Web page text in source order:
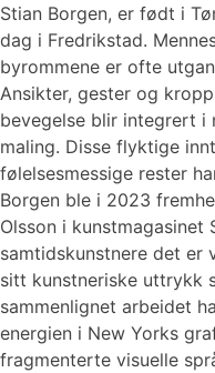
Stian Borgen, er født i
dag i Fredrikstad.
byrommene er ofte
Ansikter, gester og
bevegelse blir integrert i
maling. Disse flyktige
følelsesmessige rester
Borgen ble i 2023
Olsson i kunstmagasinet
samtidskunstnere det er
sitt kunstneriske uttrykk
sammenlignet arbeidet
energien i New Yorks
fragmenterte visuelle